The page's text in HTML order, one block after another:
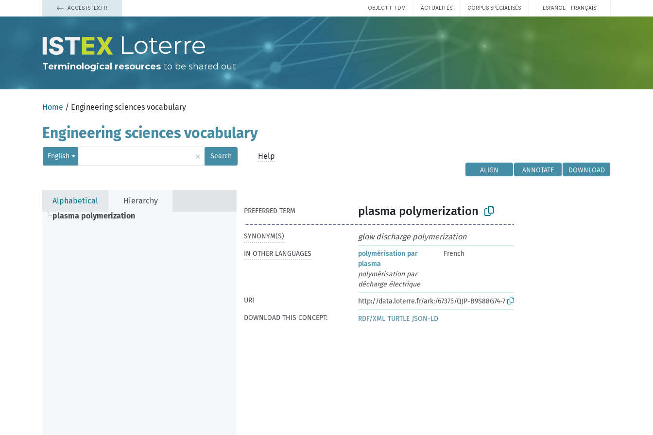
ACCÈS ISTEX.FR OBJECTIF TDM ACTUALITÉS CORPUS SPÉCIALISÉS ESPAÑOL FRANÇAIS
Loterre
Terminological resources to be shared out
Home / Engineering sciences vocabulary
Engineering sciences vocabulary
English × Search Help
ALIGN ANNOTATE DOWNLOAD
Alphabetical
Hierarchy
plasma polymerization
PREFERRED TERM plasma polymerization
SYNONYM(S) glow discharge polymerization
IN OTHER LANGUAGES
polymérisation par
plasma
French
polymérisation par
décharge électrique
URI
http://data.loterre.fr/ark:/67375/QJP-B9S88G74-7
DOWNLOAD THIS CONCEPT:
RDF/XML TURTLE JSON-LD